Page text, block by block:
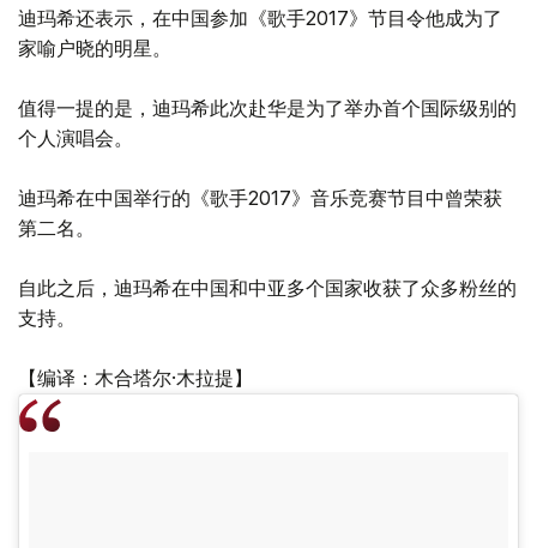
迪玛希还表示，在中国参加《歌手2017》节目令他成为了
家喻户晓的明星。
值得一提的是，迪玛希此次赴华是为了举办首个国际级别的
个人演唱会。
迪玛希在中国举行的《歌手2017》音乐竞赛节目中曾荣获
第二名。
自此之后，迪玛希在中国和中亚多个国家收获了众多粉丝的
支持。
【编译：木合塔尔·木拉提】